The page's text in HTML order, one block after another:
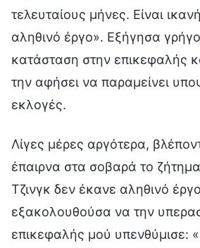
τελευταίους μήνες. Είναι
αληθινό έργο». Εξήγησα
κατάσταση στην επικεφαλής
την αφήσει να παραμείνει
εκλογές.
Λίγες μέρες αργότερα,
έπαιρνα στα σοβαρά το ζήτημα
Τζινγκ δεν έκανε αληθινό
εξακολουθούσα να την
επικεφαλής μού υπενθύμισε: